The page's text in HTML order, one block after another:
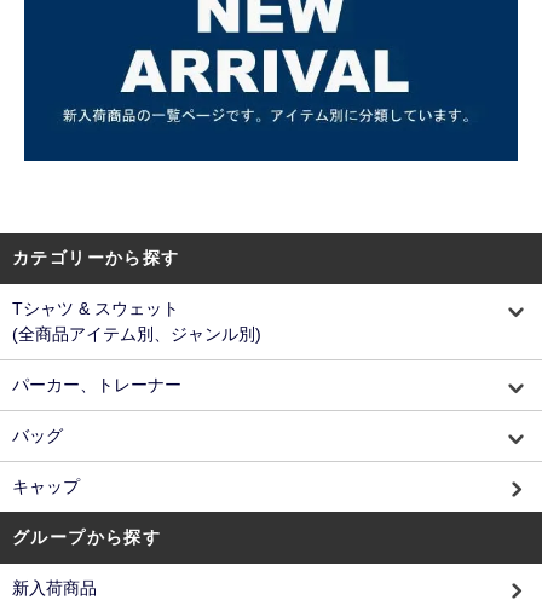
カテゴリーから探す
Tシャツ & スウェット
(全商品アイテム別、ジャンル別)
パーカー、トレーナー
バッグ
キャップ
グループから探す
新入荷商品